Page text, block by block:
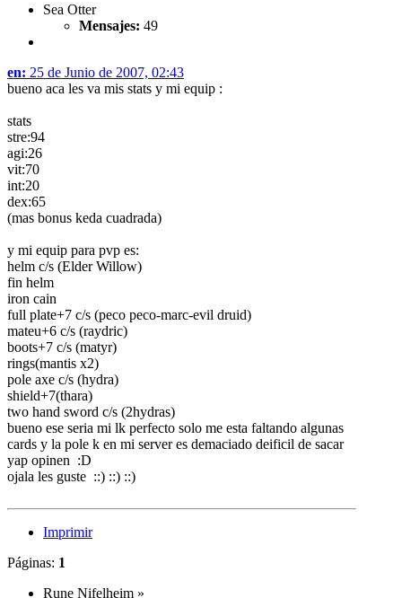
Sea Otter
Mensajes: 49
en: 25 de Junio de 2007, 02:43
bueno aca les va mis stats y mi equip :
stats
stre:94
agi:26
vit:70
int:20
dex:65
(mas bonus keda cuadrada)
y mi equip para pvp es:
helm c/s (Elder Willow)
fin helm
iron cain
full plate+7 c/s (peco peco-marc-evil druid)
mateu+6 c/s (raydric)
boots+7 c/s (matyr)
rings(mantis x2)
pole axe c/s (hydra)
shield+7(thara)
two hand sword c/s (2hydras)
bueno ese seria mi lk perfecto solo me esta faltando algunas
cards y la pole k en mi server es demaciado deificil de sacar
yap opinen :D
ojala les guste ::) ::) ::)
Imprimir
Páginas: 1
Rune Nifelheim »